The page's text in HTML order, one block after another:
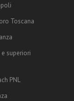
Toscana
superiori
PNL